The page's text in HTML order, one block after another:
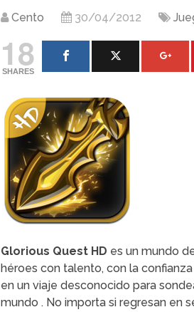
Cento 30/04/2012
18
SHARES
Glorious Quest HD es un mundo
héroes con talento, con la
en un viaje desconocido para
mundo . No importa si regresan en